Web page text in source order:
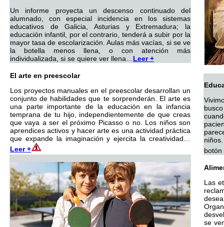
Un informe proyecta un descenso continuado del
alumnado, con especial incidencia en los sistemas
educativos de Galicia, Asturias y Extremadura; la
educación infantil, por el contrario, tenderá a subir por la
mayor tasa de escolarización. Aulas más vacías, si se ve
la botella menos llena, o con atención más
individualizada, si se quiere ver llena… Leer +
El arte en preescolar
Los proyectos manuales en el preescolar desarrollan un
conjunto de habilidades que te sorprenderán. El arte es
una parte importante de la educación en la infancia
temprana de tu hijo, independientemente de que creas
que vaya a ser el próximo Picasso o no. Los niños son
aprendices activos y hacer arte es una actividad práctica
que expande la imaginación y ejercita la creatividad…
Leer +
Las
se